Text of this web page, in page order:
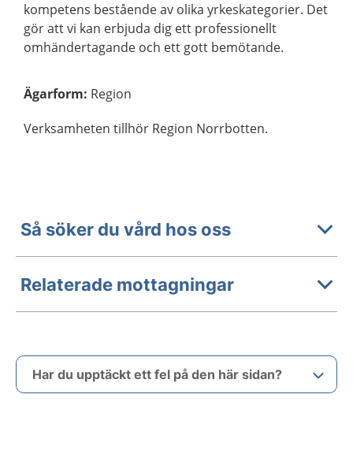
kompetens bestående av olika yrkeskategorier. Det
gör att vi kan erbjuda dig ett professionellt
omhändertagande och ett gott bemötande.
Ägarform: Region
Verksamheten tillhör Region Norrbotten.
Så söker du vård hos oss
Relaterade mottagningar
Har du upptäckt ett fel på den här sidan?